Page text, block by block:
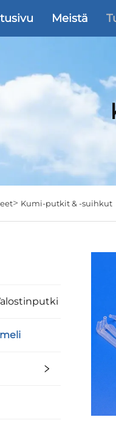
Meistä
> Kumi-putkit & -suihkut